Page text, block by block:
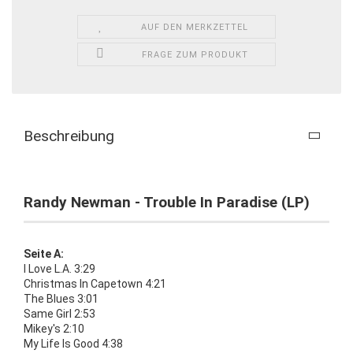
AUF DEN MERKZETTEL
FRAGE ZUM PRODUKT
Beschreibung
Randy Newman - Trouble In Paradise (LP)
Seite A:
I Love L.A. 3:29
Christmas In Capetown 4:21
The Blues 3:01
Same Girl 2:53
Mikey's 2:10
My Life Is Good 4:38